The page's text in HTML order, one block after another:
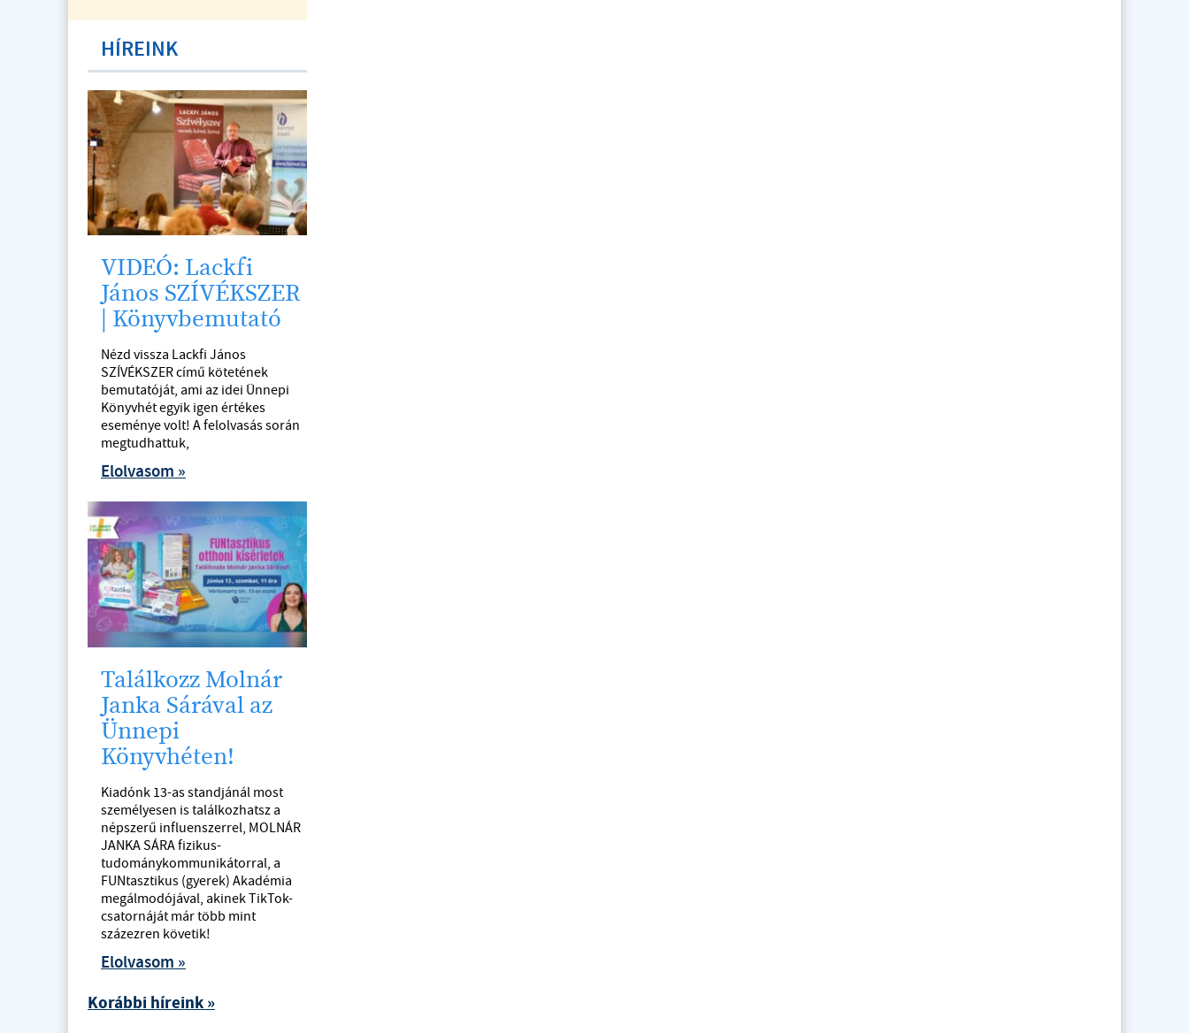
HÍREINK
VIDEÓ: Lackfi
János SZÍVÉKSZER
| Könyvbemutató
Nézd vissza Lackfi János
SZÍVÉKSZER című kötetének
bemutatóját, ami az idei Ünnepi
Könyvhét egyik igen értékes
eseménye volt! A felolvasás során
megtudhattuk,
Elolvasom »
Találkozz Molnár
Janka Sárával az
Ünnepi
Könyvhéten!
Kiadónk 13-as standjánál most
személyesen is találkozhatsz a
népszerű influenszerrel, MOLNÁR
JANKA SÁRA fizikus-
tudománykommunikátorral, a
FUNtasztikus (gyerek) Akadémia
megálmodójával, akinek TikTok-
csatornáját már több mint
százezren követik!
Elolvasom »
Korábbi híreink »